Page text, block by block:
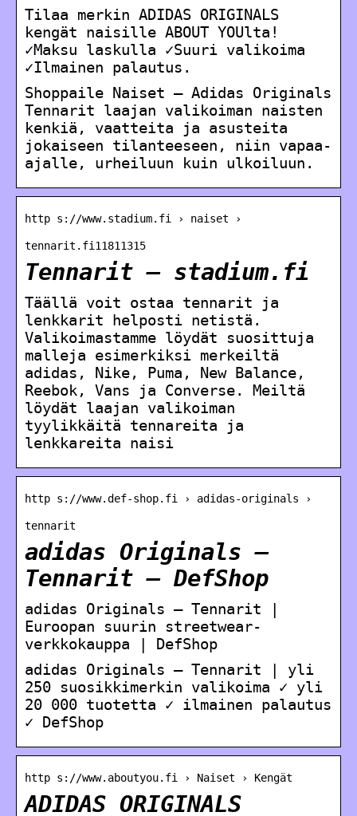
Tilaa merkin ADIDAS ORIGINALS
kengät naisille ABOUT YOUlta!
✓Maksu laskulla ✓Suuri valikoima
✓Ilmainen palautus.
Shoppaile Naiset – Adidas Originals
Tennarit laajan valikoiman naisten
kenkiä, vaatteita ja asusteita
jokaiseen tilanteeseen, niin vapaa-
ajalle, urheiluun kuin ulkoiluun.
http s://www.stadium.fi › naiset ›
tennarit.fi11811315
Tennarit – stadium.fi
Täällä voit ostaa tennarit ja
lenkkarit helposti netistä.
Valikoimastamme löydät suosittuja
malleja esimerkiksi merkeiltä
adidas, Nike, Puma, New Balance,
Reebok, Vans ja Converse. Meiltä
löydät laajan valikoiman
tyylikkäitä tennareita ja
lenkkareita naisi
http s://www.def-shop.fi › adidas-originals ›
tennarit
adidas Originals –
Tennarit – DefShop
adidas Originals – Tennarit |
Euroopan suurin streetwear-
verkkokauppa | DefShop
adidas Originals – Tennarit | yli
250 suosikkimerkin valikoima ✓ yli
20 000 tuotetta ✓ ilmainen palautus
✓ DefShop
http s://www.aboutyou.fi › Naiset › Kengät
ADIDAS ORIGINALS